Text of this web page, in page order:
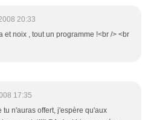
20:33
et noix , tout un programme !<br /> <br
17:35
tu n'auras offert, j'espère qu'aux